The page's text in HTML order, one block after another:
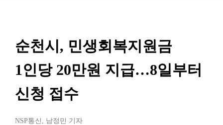
순천시, 민생회복지원금
1인당 20만원 지급…8일부터
신청 접수
NSP통신 , 남정민 기자